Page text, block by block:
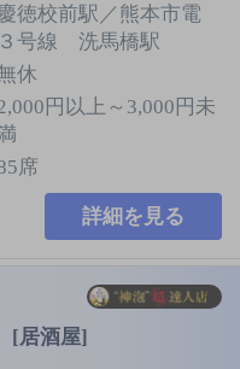
慶徳校前駅／熊本市電
３号線 洗馬橋駅
休
円以上～3,000円未
席
詳細を見る
[居酒屋]